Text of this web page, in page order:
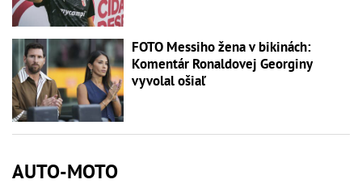
FOTO Messiho žena v bikinách:
Komentár Ronaldovej Georginy
vyvolal ošiaľ
AUTO-MOTO